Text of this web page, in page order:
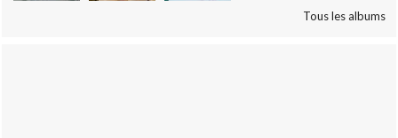
Tous les albums